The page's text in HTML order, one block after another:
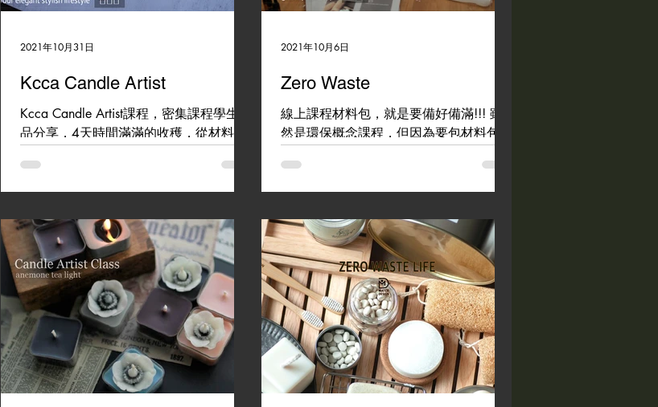
Kcca Candle Artist
Kcca Candle Artist課程，密集課程學生作
品分享，4天時間滿滿的收穫，從材料介
上的學習，還有實做的經驗分享，同學本
身也是多才多藝，每一個作品都好美麗~
2021年10月31日
Zero Waste
線上課程材料包，就是要備好備滿!!! 雖
然是環保概念課程，但因為要包材料包用
送滿，認真的準備只希望上課的同學們都
能夠收穫滿滿!這一堂課程，有報名的同
外附贈多款模型，讓大家之後不管是要開
班或是要練習，都能...
2021年10月6日